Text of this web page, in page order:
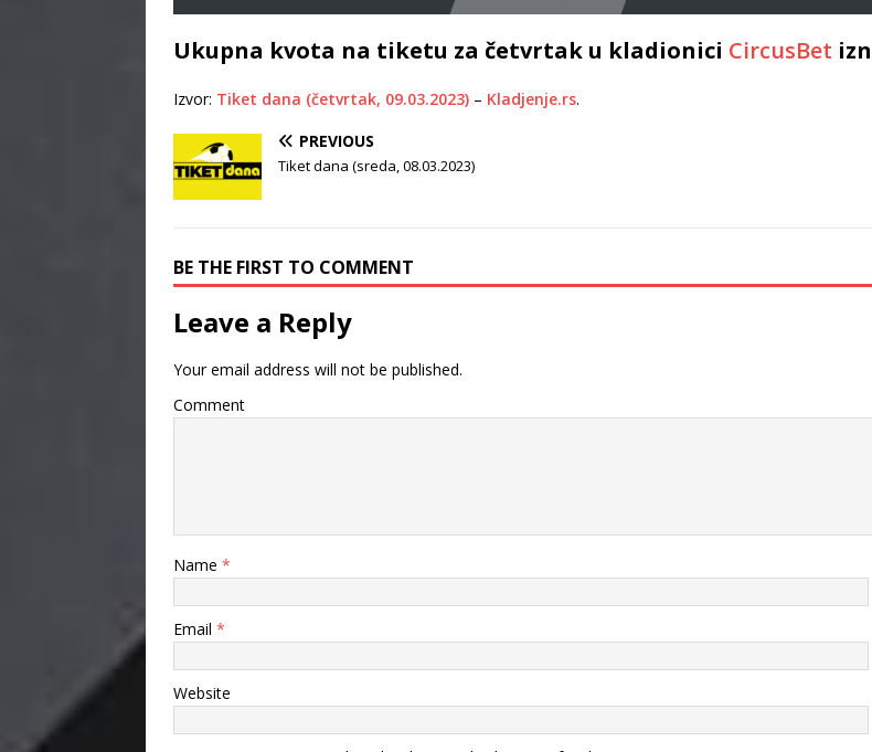
Ukupna kvota na tiketu za četvrtak u kladionici CircusBet
Izvor: Tiket dana (četvrtak, 09.03.2023) – Kladjenje.rs.
PREVIOUS
Tiket dana (sreda, 08.03.2023)
BE THE FIRST TO COMMENT
Leave a Reply
Your email address will not be published.
Comment
Name *
Email *
Website